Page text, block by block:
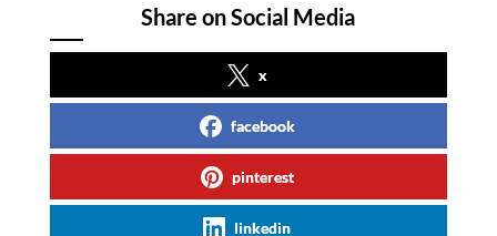
Share on Social Media
x
facebook
pinterest
linkedin